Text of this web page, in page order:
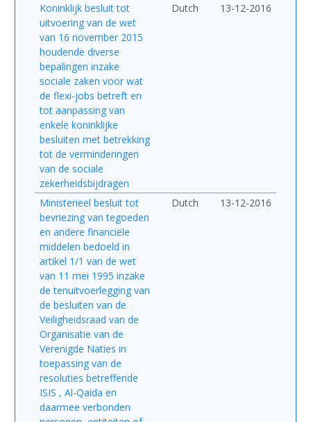
Koninklijk besluit tot
uitvoering van de wet
van 16 november 2015
houdende diverse
bepalingen inzake
sociale zaken voor wat
de flexi-jobs betreft en
tot aanpassing van
enkele koninklijke
besluiten met betrekking
tot de verminderingen
van de sociale
zekerheidsbijdragen
Dutch 13-12-2016
Ministerieel besluit tot
bevriezing van tegoeden
en andere financiële
middelen bedoeld in
artikel 1/1 van de wet
van 11 mei 1995 inzake
de tenuitvoerlegging van
de besluiten van de
Veiligheidsraad van de
Organisatie van de
Verenigde Naties in
toepassing van de
resoluties betreffende
ISIS , Al-Qaida en
daarmee verbonden
Dutch 13-12-2016